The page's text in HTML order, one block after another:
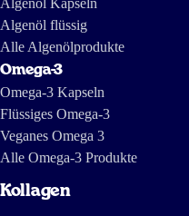
Algenöl Kapseln
Algenöl flüssig
Alle Algenölprodukte
Omega-3
Omega-3 Kapseln
Flüssiges Omega-3
Veganes Omega 3
Alle Omega-3 Produkte
Kollagen